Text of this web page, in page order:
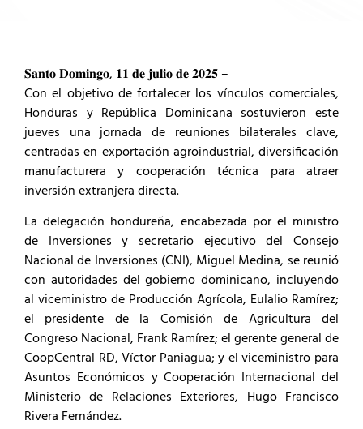
𝐒𝐚𝐧𝐭𝐨 𝐃𝐨𝐦𝐢𝐧𝐠𝐨, 𝟏𝟏 𝐝𝐞 𝐣𝐮𝐥𝐢𝐨 𝐝𝐞 𝟐𝟎𝟐𝟓 –
Con el objetivo de fortalecer los vínculos comerciales,
Honduras y República Dominicana sostuvieron este
jueves una jornada de reuniones bilaterales clave,
centradas en exportación agroindustrial, diversificación
manufacturera y cooperación técnica para atraer
inversión extranjera directa.
La delegación hondureña, encabezada por el ministro
de Inversiones y secretario ejecutivo del Consejo
Nacional de Inversiones (CNI), Miguel Medina, se reunió
con autoridades del gobierno dominicano, incluyendo
al viceministro de Producción Agrícola, Eulalio Ramírez;
el presidente de la Comisión de Agricultura del
Congreso Nacional, Frank Ramírez; el gerente general de
CoopCentral RD, Víctor Paniagua; y el viceministro para
Asuntos Económicos y Cooperación Internacional del
Ministerio de Relaciones Exteriores, Hugo Francisco
Rivera Fernández.